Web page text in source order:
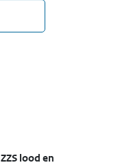
ZZS lood en